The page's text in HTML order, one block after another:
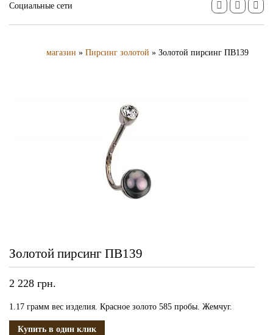
Социальные сети
магазин » Пирсинг золотой » Золотой пирсинг ПВ139
Золотой пирсинг ПВ139
2 228 грн.
1.17 грамм вес изделия. Красное золото 585 пробы. Жемчуг.
Купить в один клик